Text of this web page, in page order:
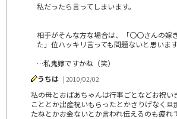
私だったら言ってしまいます。
相手がそんな方な場合は、「〇〇さんの嫁
た」位ハッキリ言っても問題ないと思います
…私鬼嫁ですかね（笑）
うちは | 2010/02/02
私の母とおばあちゃんは行事ごとなどお祝い
こととか出産祝いもらったとかさりげなく旦
たねとかお金ないとか言われ伝えるのも疲れ